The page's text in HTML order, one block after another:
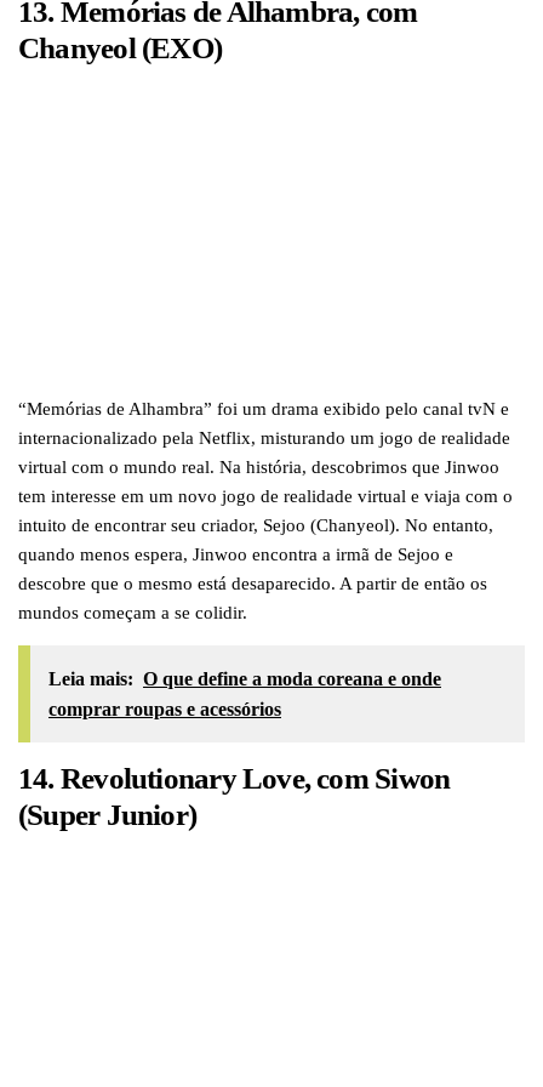
13. Memórias de Alhambra, com
Chanyeol (EXO)
“Memórias de Alhambra” foi um drama exibido pelo canal tvN e
internacionalizado pela Netflix, misturando um jogo de realidade
virtual com o mundo real. Na história, descobrimos que Jinwoo
tem interesse em um novo jogo de realidade virtual e viaja com o
intuito de encontrar seu criador, Sejoo (Chanyeol). No entanto,
quando menos espera, Jinwoo encontra a irmã de Sejoo e
descobre que o mesmo está desaparecido. A partir de então os
mundos começam a se colidir.
Leia mais: O que define a moda coreana e onde
comprar roupas e acessórios
14. Revolutionary Love, com Siwon
(Super Junior)